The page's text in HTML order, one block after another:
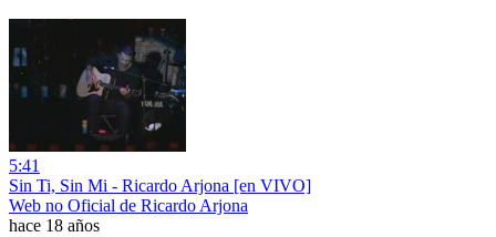
5:41
Sin Ti, Sin Mi - Ricardo Arjona [en VIVO]
Web no Oficial de Ricardo Arjona
hace 18 años